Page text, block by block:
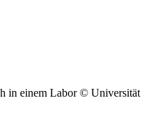
© Universität